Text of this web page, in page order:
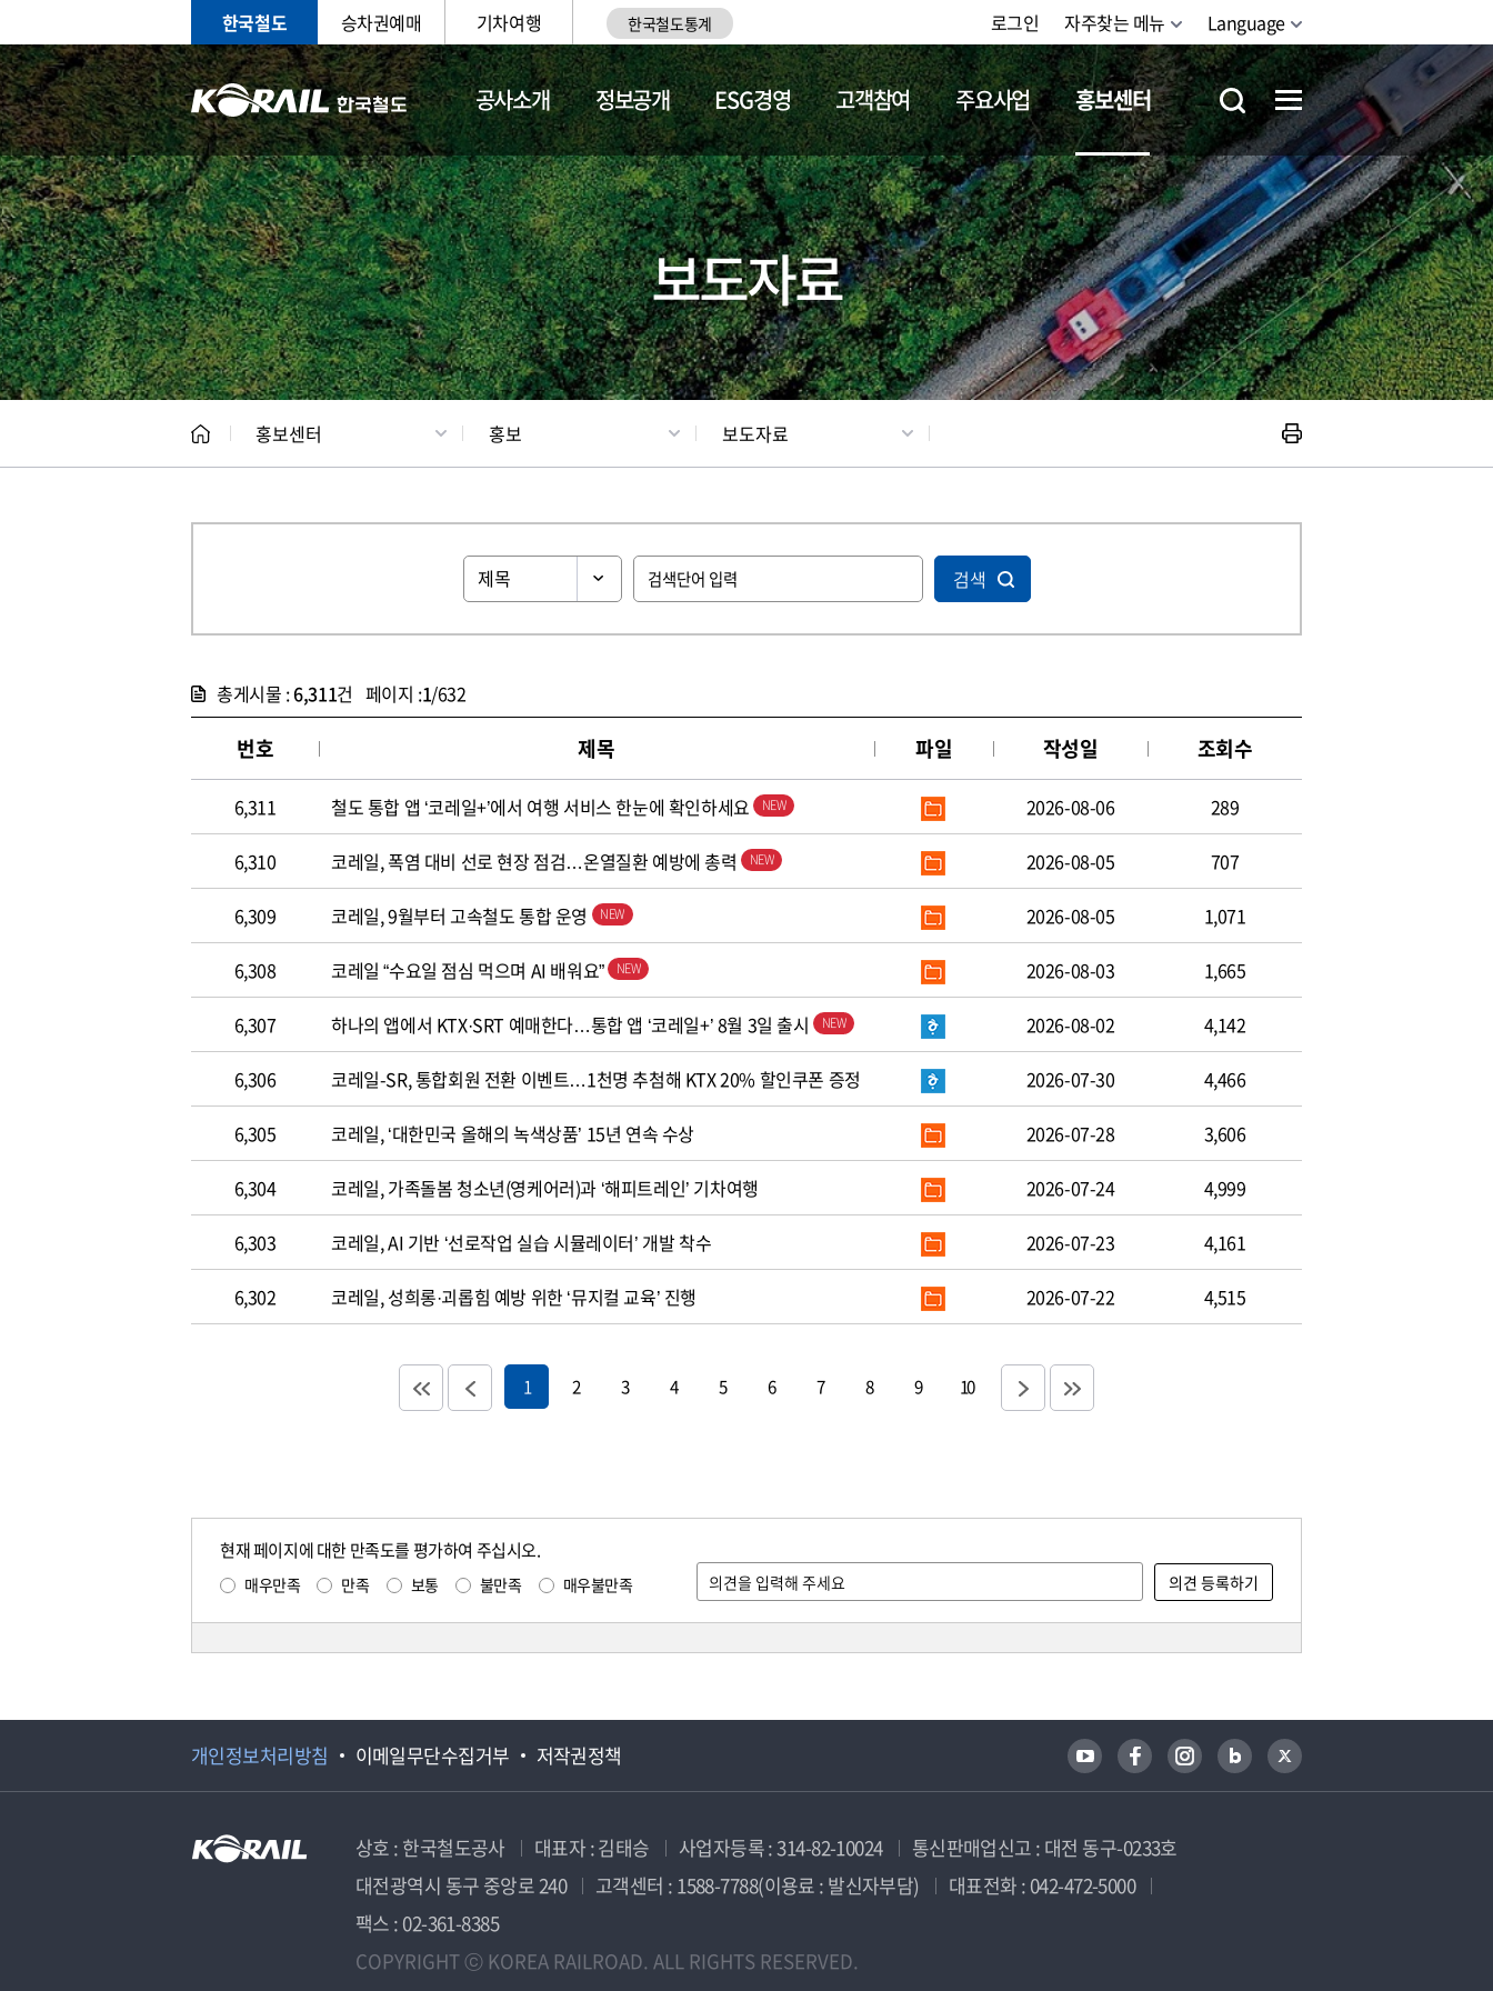
한국철도 승차권예매 기차여행 한국철도통계 로그인 자주찾는 메뉴 Language
공사소개 정보공개 ESG경영 고객참여 주요사업 홍보센터
홍보 문화사업 갤러리 기차소개 철도체험
보도자료
홍보센터 홍보 보도자료
검색
총게시물 :6,311건 페이지 :1/632
번호 제목 파일 작성일 조회수
6,311 철도 통합 앱 ‘코레일+’에서 여행 서비스 한눈에 확인하세요 2026-08-06 289
6,310 코레일, 폭염 대비 선로 현장 점검…온열질환 예방에 총력 2026-08-05 707
6,309 코레일, 9월부터 고속철도 통합 운영 2026-08-05 1,071
6,308 코레일 “수요일 점심 먹으며 AI 배워요” 2026-08-03 1,665
6,307 하나의 앱에서 KTX·SRT 예매한다…통합 앱 ‘코레일+’ 8월 3일 출시 2026-08-02 4,142
6,306 코레일-SR, 통합회원 전환 이벤트…1천명 추첨해 KTX 20% 할인쿠폰 증정 2026-07-30 4,466
6,305 코레일, ‘대한민국 올해의 녹색상품’ 15년 연속 수상 2026-07-28 3,606
6,304 코레일, 가족돌봄 청소년(영케어러)과 ‘해피트레인’ 기차여행 2026-07-24 4,999
6,303 코레일, AI 기반 ‘선로작업 실습 시뮬레이터’ 개발 착수 2026-07-23 4,161
6,302 코레일, 성희롱·괴롭힘 예방 위한 ‘뮤지컬 교육’ 진행 2026-07-22 4,515
1 2 3 4 5 6 7 8 9 10
현재 페이지에 대한 만족도를 평가하여 주십시오.
매우만족 만족 보통 불만족 매우불만족
개인정보처리방침 이메일무단수집거부 저작권정책
상호 : 한국철도공사 대표자 : 김태승 사업자등록 : 314-82-10024
통신판매업신고 : 대전 동구-0233호
대전광역시 동구 중앙로 240
고객센터 : 1588-7788(이용료 : 발신자부담)
대표전화 : 042-472-5000
팩스 : 02-361-8385
COPYRIGHT ⓒ KOREA RAILROAD. ALL RIGHTS RESERVED.